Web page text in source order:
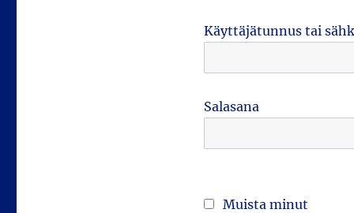
Käyttäjätunnus tai
Salasana
Muista minut